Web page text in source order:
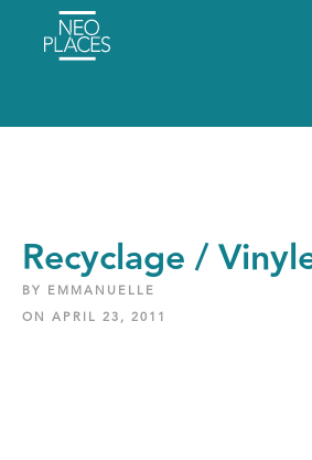
Recyclage /
BY EMMANUELLE
ON APRIL 23, 2011